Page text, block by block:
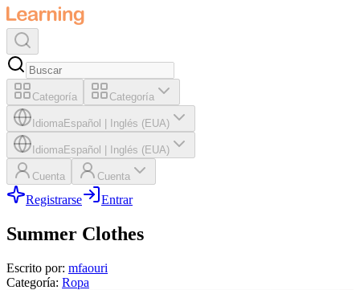
Categoría Categoría
IdiomaEspañol Inglés (EUA)
IdiomaEspañol Inglés (EUA)
Cuenta Cuenta
Registrarse Entrar
Summer Clothes
Escrito por: mfaouri
Categoría: Ropa